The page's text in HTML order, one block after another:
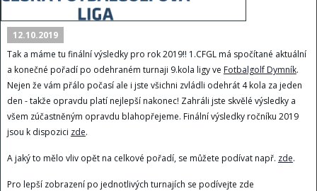
12.10.2019
Tak a máme tu finální výsledky pro rok 2019!! 1.CFGL má spočítané aktuální
a konečné pořadí po odehraném turnaji 9.kola ligy ve Fotbalgolf Dymník​.
Nejen že vám přálo počasí ale i jste všichni zvládli odehrát 4 kola za jeden
den - takže opravdu platí nejlepší nakonec! Zahráli jste skvělé výsledky a
všem zúčastněným opravdu blahopřejeme. Finální výsledky ročníku 2019
jsou k dispozici zde.
A jaký to mělo vliv opět na celkové pořadí, se můžete podívat např. zde.
Pro lepší zobrazení po jednotlivých turnajích se podívejte zde